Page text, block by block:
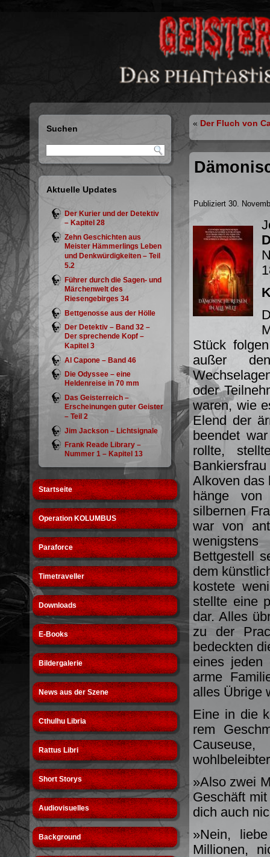
Suchen
Aktuelle Updates
Der Kurier und der Detektiv
– Kapitel 28
Zehn Geschichten aus
Meister Hämmerlings Leben
und Denkwürdigkeiten – Teil
5.2
Führer durch die Sagen- und
Märchenwelt des
Riesengebirges 34
Bettgenosse aus der Hölle
Der Detektiv – Band 32 –
Der sprechende Kopf –
Kapitel 3
Al Capone – Band 46
Die Odyssee – eine
Heldenreise in 70 mm
Das Geisterreich –
Erscheinungen guter Geister
– Teil 2
Jim Jackson – Lichtsignale
Frank Reade Library –
Nummer 1 – Kapitel 13
Startseite
Operation KOLUMBUS
Paraforce
Timetraveller
Downloads
E-Books
Bildergalerie
News aus der Szene
Cthulhu Libria
Rattus Libri
Short Storys
Audiovisuelles
Background
« Der Fluch von
Publiziert 30.
Stück
außer
oder
waren, wie
Elend der
beendet
rollte,
Alkoven das
hänge von
silbernen
war von
Bettgestell
dem
kostete
stellte eine
dar. Alles
zu der
bedeckten
eines jeden
arme
alles Übrige
Eine in die
rem
»Also zwei
Geschäft
dich auch
»Nein,
Millionen,